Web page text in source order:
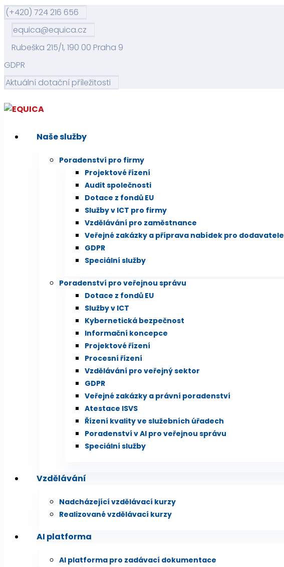
(+420) 724 216 656
equica@equica.cz
Rubeška 215/1, 190 00 Praha 9
GDPR
Aktuální dotační příležitosti
Naše služby
Poradenství pro firmy
Projektové řízení
Audit společnosti
Dotace z fondů EU
Služby v ICT pro firmy
Vzdělávání pro zaměstnance
Veřejné zakázky a příprava nabídek pro dodavatele
GDPR
Speciální služby
Poradenství pro veřejnou správu
Dotace z fondů EU
Služby v ICT
Kybernetická bezpečnost
Informační koncepce
Projektové řízení
Procesní řízení
Vzdělávání pro veřejný sektor
GDPR
Veřejné zakázky a právní poradenství
Atestace ISVS
Řízení kvality ve služebních úřadech
Poradenství v AI pro veřejnou správu
Speciální služby
Vzdělávání
Nadcházející vzdělávací kurzy
Realizované vzdělávací kurzy
AI platforma
AI platforma pro zadávací dokumentace